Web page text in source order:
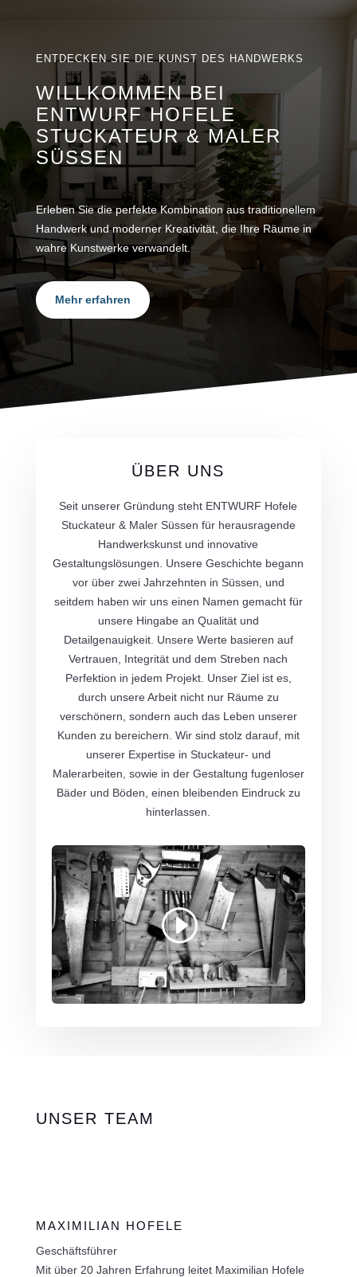
ENTDECKEN SIE DIE KUNST DES HANDWERKS
WILLKOMMEN BEI
ENTWURF HOFELE
STUCKATEUR & MALER
SÜSSEN
Erleben Sie die perfekte Kombination aus traditionellem
Handwerk und moderner Kreativität, die Ihre Räume in
wahre Kunstwerke verwandelt.
Mehr erfahren
ÜBER UNS
Seit unserer Gründung steht ENTWURF Hofele
Stuckateur & Maler Süssen für herausragende
Handwerkskunst und innovative
Gestaltungslösungen. Unsere Geschichte begann
vor über zwei Jahrzehnten in Süssen, und
seitdem haben wir uns einen Namen gemacht für
unsere Hingabe an Qualität und
Detailgenauigkeit. Unsere Werte basieren auf
Vertrauen, Integrität und dem Streben nach
Perfektion in jedem Projekt. Unser Ziel ist es,
durch unsere Arbeit nicht nur Räume zu
verschönern, sondern auch das Leben unserer
Kunden zu bereichern. Wir sind stolz darauf, mit
unserer Expertise in Stuckateur- und
Malerarbeiten, sowie in der Gestaltung fugenloser
Bäder und Böden, einen bleibenden Eindruck zu
hinterlassen.
Mit dem Laden des Videos akzeptieren Sie
die Datenschutzerklärung von YouTube.
Mehr erfahren
Video laden
YouTube immer entsperren
UNSER TEAM
MAXIMILIAN HOFELE
Geschäftsführer
Mit über 20 Jahren Erfahrung leitet Maximilian Hofele